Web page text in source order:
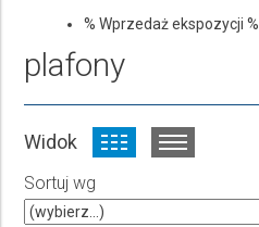
% Wprzedaż ekspozycji %
plafony
Widok
Sortuj wg